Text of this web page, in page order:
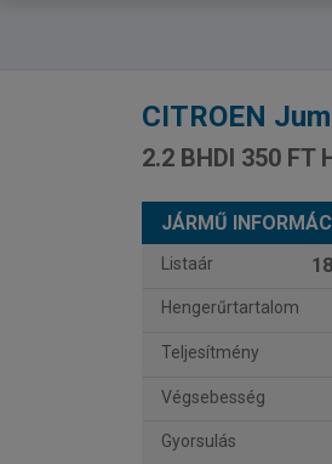
CITROEN
2.2 BHDI 350 FT
JÁRMŰ
Listaár
Hengerűrtartalom
Teljesítmény
Végsebesség
Gyorsulás